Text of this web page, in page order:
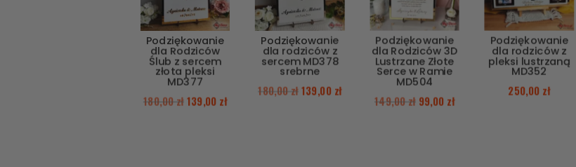
Podziękowanie
dla Rodziców
Ślub z sercem
złota pleksi
MD377
180,00zł139,00 zł
Podziękowanie
dla rodziców z
sercem MD378
srebrne
180,00 zł139,00 zł
Podziękowanie
dla Rodziców 3D
Lustrzane Złote
Serce w Ramie
MD504
149,00zł 99,00 zł
Podziękowanie
dla rodziców z
pleksi lustrzaną
MD352
250,00 zł